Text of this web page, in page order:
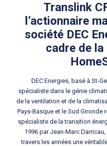
Translink
l’actionnaire
société DEC
cadre de
DEC Energies, basé à St-
spécialiste dans le génie
de la ventilation et de la
Pays-Basque et le Sud Gironde
spécialiste de la transition
1996 par Jean-Marc
travers les années une